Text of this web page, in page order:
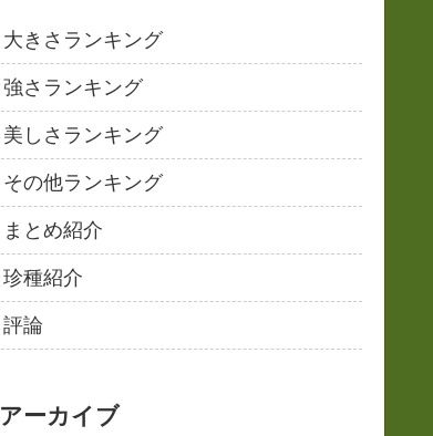
大きさランキング
強さランキング
美しさランキング
その他ランキング
まとめ紹介
珍種紹介
評論
アーカイブ